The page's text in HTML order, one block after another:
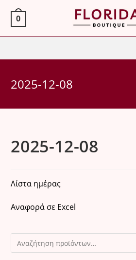
content
0
2025-12-08
2025-12-08
Λίστα ημέρας
Αναφορά σε Excel